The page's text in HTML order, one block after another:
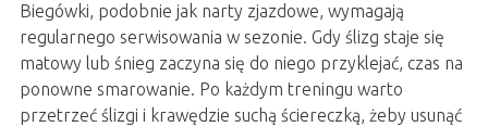
Biegówki, podobnie jak narty zjazdowe, wymagają
regularnego serwisowania w sezonie. Gdy ślizg staje się
matowy lub śnieg zaczyna się do niego przyklejać, czas na
ponowne smarowanie. Po każdym treningu warto
przetrzeć ślizgi i krawędzie suchą ściereczką, żeby usunąć